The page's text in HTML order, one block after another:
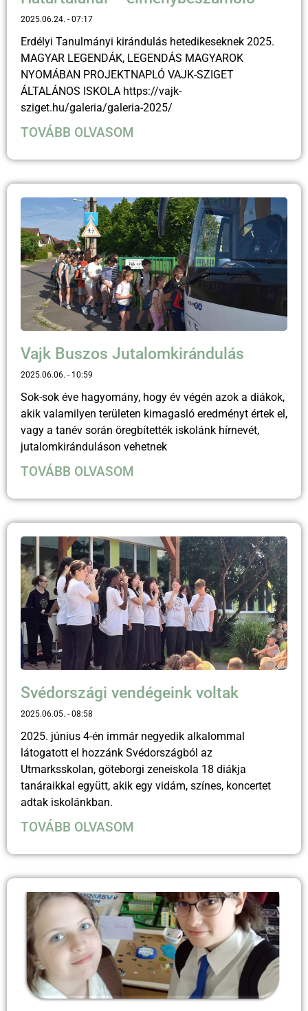
2025.06.24. 07:17
Erdélyi Tanulmányi kirándulás hetedikeseknek 2025.
MAGYAR LEGENDÁK, LEGENDÁS MAGYAROK
NYOMÁBAN PROJEKTNAPLÓ VAJK-SZIGET
ÁLTALÁNOS ISKOLA https://vajk-
sziget.hu/galeria/galeria-2025/
TOVÁBB OLVASOM
Vajk Buszos Jutalomkirándulás
2025.06.06. 10:59
Sok-sok éve hagyomány, hogy év végén azok a diákok,
akik valamilyen területen kimagasló eredményt értek el,
vagy a tanév során öregbítették iskolánk hírnevét,
jutalomkiránduláson vehetnek
TOVÁBB OLVASOM
Svédországi vendégeink voltak
2025.06.05. 08:58
2025. június 4-én immár negyedik alkalommal
látogatott el hozzánk Svédországból az
Utmarksskolan, göteborgi zeneiskola 18 diákja
tanáraikkal együtt, akik egy vidám, színes, koncertet
adtak iskolánkban.
TOVÁBB OLVASOM